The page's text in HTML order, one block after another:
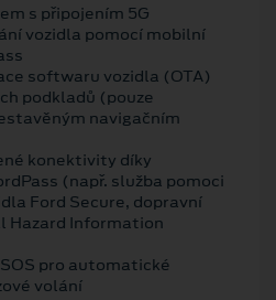
s připojením 5G
vozidla pomocí mobilní
softwaru vozidla (OTA)
podkladů (pouze
navigačním
konektivity díky
(např. služba pomoci
Ford Secure, dopravní
Hazard Information
pro automatické
volání